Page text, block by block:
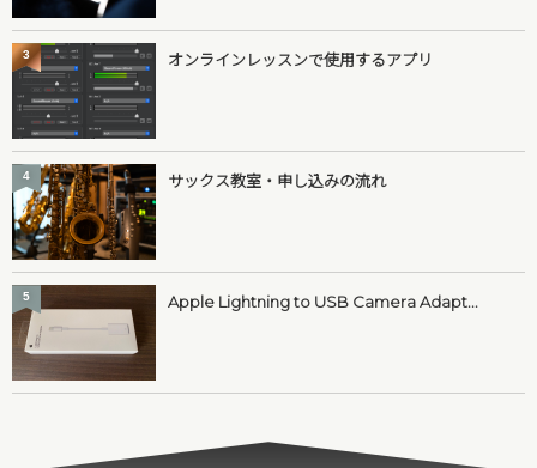
オンラインレッスンで使用するアプリ
3
サックス教室・申し込みの流れ
4
Apple Lightning to USB Camera Adapt...
5